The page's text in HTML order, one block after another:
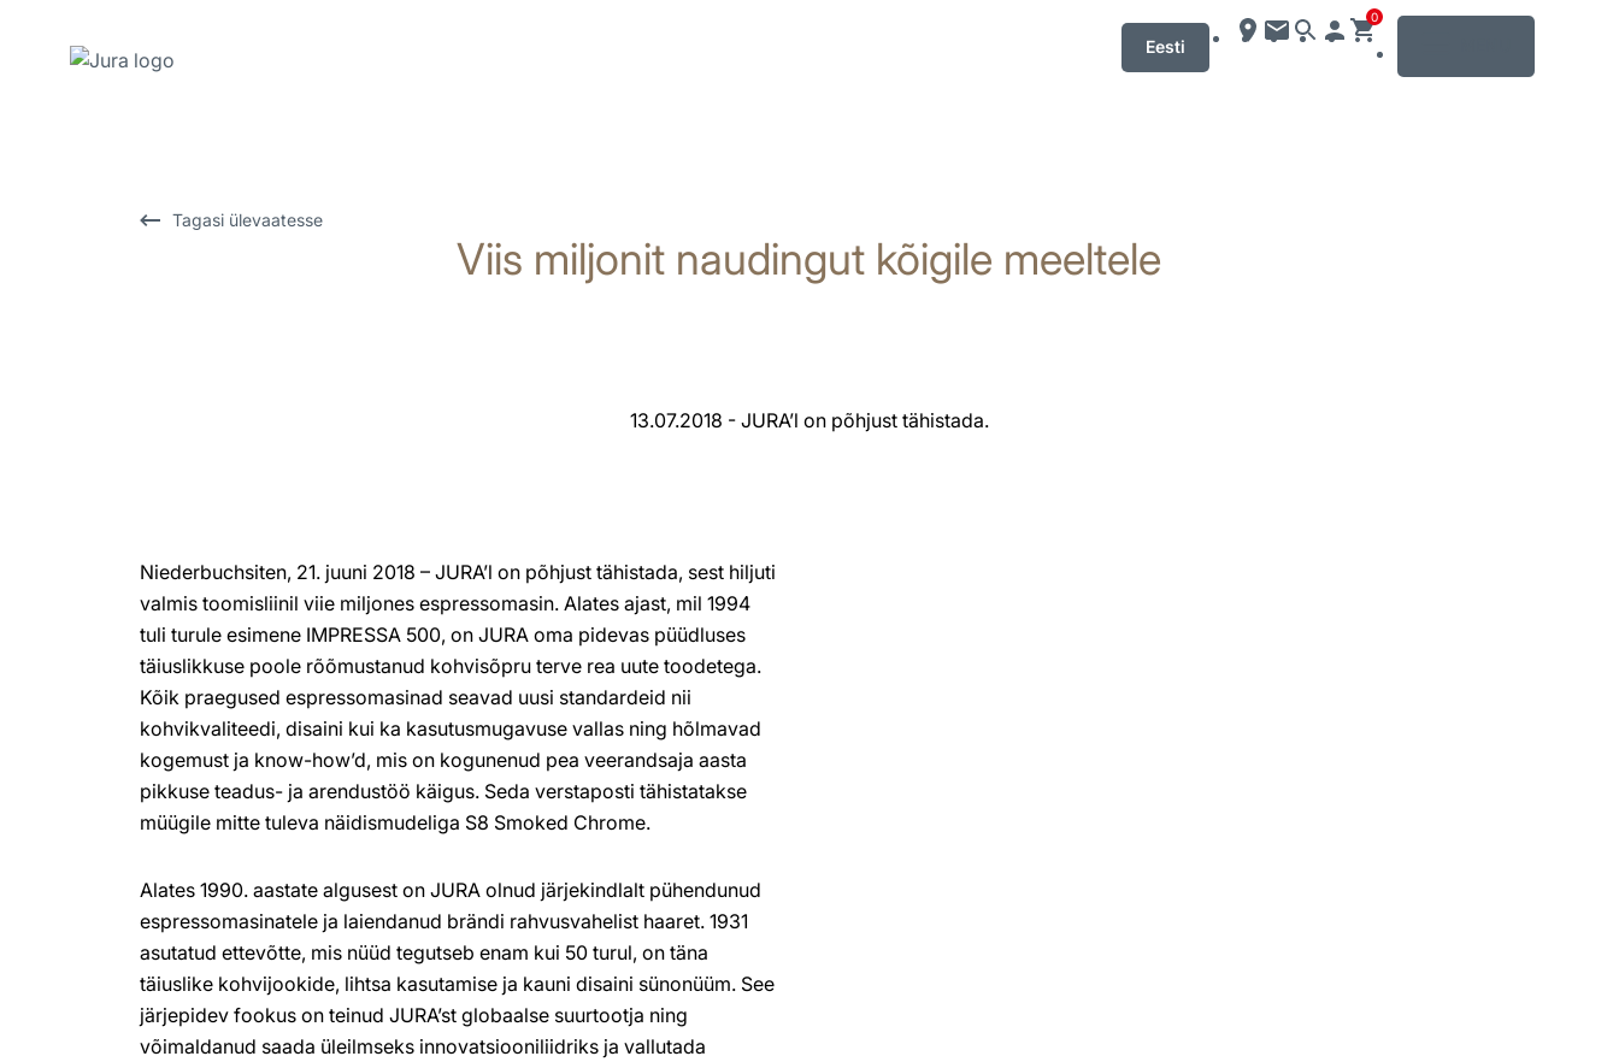
Eesti
0
Tagasi ülevaatesse
Viis miljonit naudingut kõigile meeltele
13.07.2018 - JURA’l on põhjust tähistada.
Niederbuchsiten, 21. juuni 2018 – JURA’l on põhjust tähistada, sest hiljuti
valmis toomisliinil viie miljones espressomasin. Alates ajast, mil 1994
tuli turule esimene IMPRESSA 500, on JURA oma pidevas püüdluses
täiuslikkuse poole rõõmustanud kohvisõpru terve rea uute toodetega.
Kõik praegused espressomasinad seavad uusi standardeid nii
kohvikvaliteedi, disaini kui ka kasutusmugavuse vallas ning hõlmavad
kogemust ja know-how’d, mis on kogunenud pea veerandsaja aasta
pikkuse teadus- ja arendustöö käigus. Seda verstaposti tähistatakse
müügile mitte tuleva näidismudeliga S8 Smoked Chrome.
Alates 1990. aastate algusest on JURA olnud järjekindlalt pühendunud
espressomasinatele ja laiendanud brändi rahvusvahelist haaret. 1931
asutatud ettevõtte, mis nüüd tegutseb enam kui 50 turul, on täna
täiuslike kohvijookide, lihtsa kasutamise ja kauni disaini sünonüüm. See
järjepidev fookus on teinud JURA’st globaalse suurtootja ning
võimaldanud saada üleilmseks innovatsiooniliidriks ja vallutada